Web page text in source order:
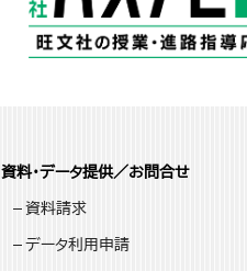
資料・データ提供／お問合せ
資料請求
データ利用申請